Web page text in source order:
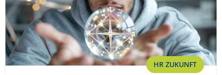
HR ZUKUNFT